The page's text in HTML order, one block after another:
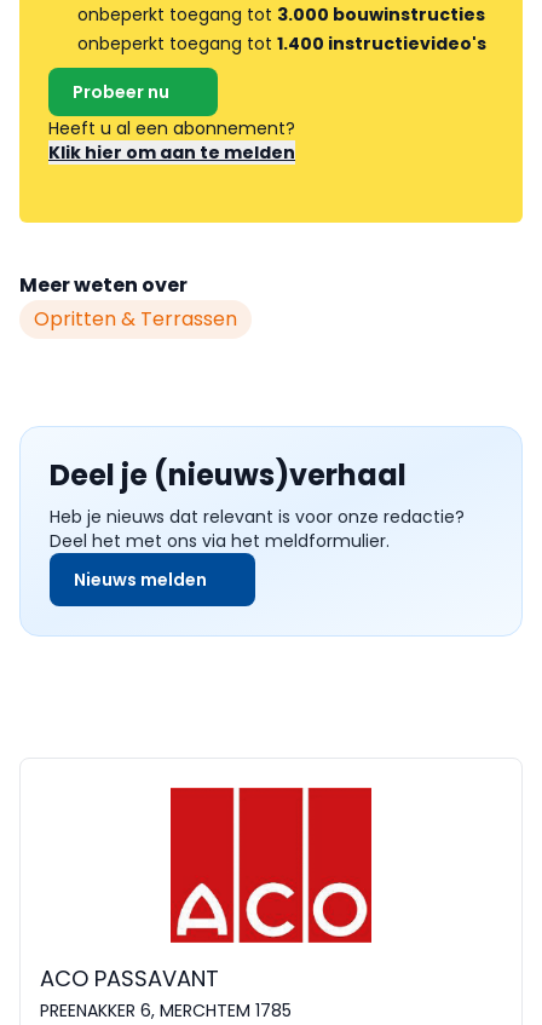
onbeperkt toegang tot 3.000 bouwinstructies
onbeperkt toegang tot 1.400 instructievideo's
Probeer nu
Heeft u al een abonnement?
Klik hier om aan te melden
Meer weten over
Opritten & Terrassen
Deel je (nieuws)verhaal
Heb je nieuws dat relevant is voor onze redactie?
Deel het met ons via het meldformulier.
Nieuws melden
ACO PASSAVANT
PREENAKKER 6, MERCHTEM 1785